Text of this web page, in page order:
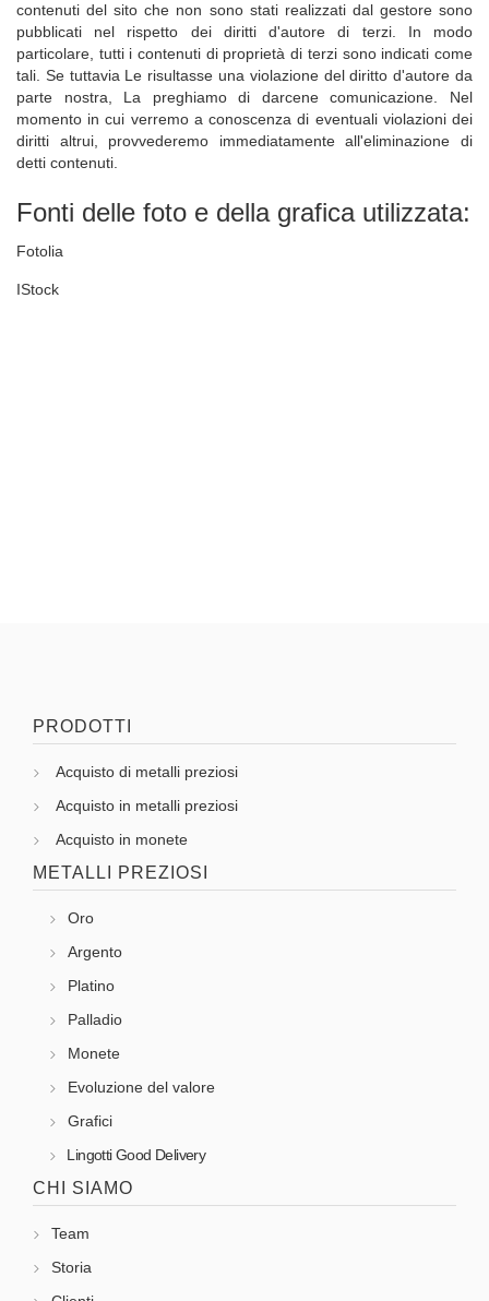
contenuti del sito che non sono stati realizzati dal gestore sono
pubblicati nel rispetto dei diritti d'autore di terzi. In modo
particolare, tutti i contenuti di proprietà di terzi sono indicati come
tali. Se tuttavia Le risultasse una violazione del diritto d'autore da
parte nostra, La preghiamo di darcene comunicazione. Nel
momento in cui verremo a conoscenza di eventuali violazioni dei
diritti altrui, provvederemo immediatamente all'eliminazione di
detti contenuti.
Fonti delle foto e della grafica utilizzata:
Fotolia
IStock
PRODOTTI
Acquisto di metalli preziosi
Acquisto in metalli preziosi
Acquisto in monete
METALLI PREZIOSI
Oro
Argento
Platino
Palladio
Monete
Evoluzione del valore
Grafici
Lingotti Good Delivery
CHI SIAMO
Team
Storia